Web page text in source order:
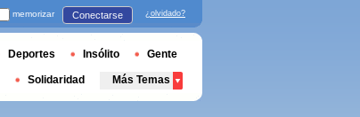
memorizar Conectarse ¿olvidado?
Deportes Insólito Gente
Solidaridad Más Temas